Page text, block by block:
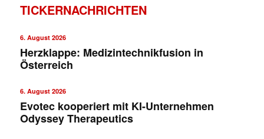
TICKERNACHRICHTEN
6. August 2026
Herzklappe: Medizintechnikfusion in
Österreich
6. August 2026
Evotec kooperiert mit KI-Unternehmen
Odyssey Therapeutics